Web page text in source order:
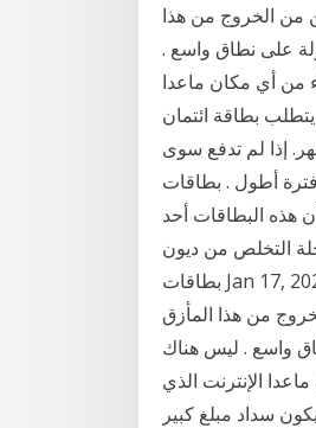
من الخروج من هذا
على نطاق واسع .
من أي مكان ماعدا
إذا لم تدفع سوى
أطول . بطاقات
هذه البطاقات أحد
التخلص من ديون
بطاقات Jan 17, 2021 · إن كان عليك دين، فمن المهم أن تعير اهتماما لإحدى أهم الخطوات المالية، التي
من هذا المأزق
واسع . ليس هناك
الإنترنت الذي
سداد مبلغ كبير